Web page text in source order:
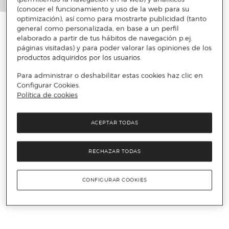
(conocer el funcionamiento y uso de la web para su
optimización), así como para mostrarte publicidad (tanto
general como personalizada, en base a un perfil
elaborado a partir de tus hábitos de navegación p.ej.
páginas visitadas) y para poder valorar las opiniones de los
productos adquiridos por los usuarios.
Para administrar o deshabilitar estas cookies haz clic en
Configurar Cookies.
Política de cookies
RECHAZAR TODAS
ACEPTAR TODAS
CONFIGURAR COOKIES